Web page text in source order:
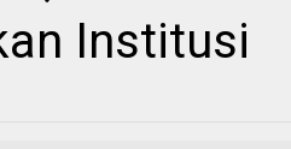
Institusi